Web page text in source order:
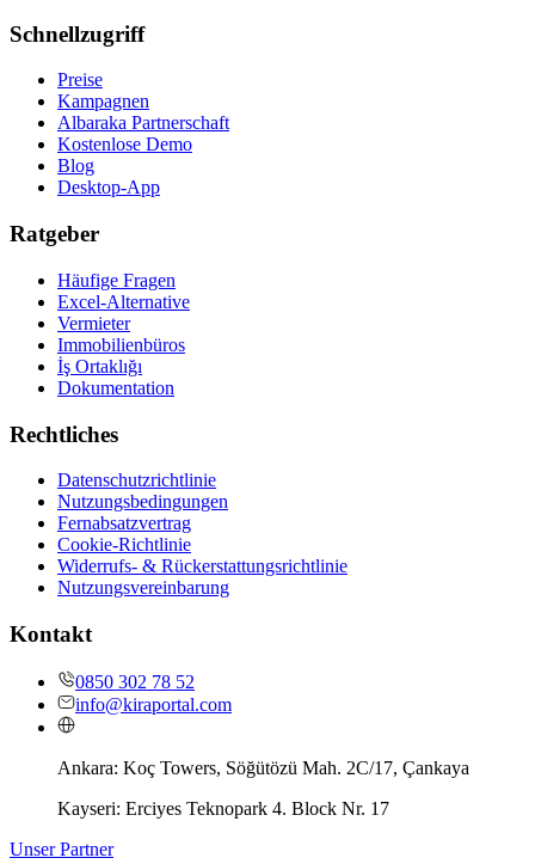
Schnellzugriff
Preise
Kampagnen
Albaraka Partnerschaft
Kostenlose Demo
Blog
Desktop-App
Ratgeber
Häufige Fragen
Excel-Alternative
Vermieter
Immobilienbüros
İş Ortaklığı
Dokumentation
Rechtliches
Datenschutzrichtlinie
Nutzungsbedingungen
Fernabsatzvertrag
Cookie-Richtlinie
Widerrufs- & Rückerstattungsrichtlinie
Nutzungsvereinbarung
Kontakt
0850 302 78 52
info@kiraportal.com
Ankara: Koç Towers, Söğütözü Mah. 2C/17, Çankaya
Kayseri: Erciyes Teknopark 4. Block Nr. 17
Unser Partner